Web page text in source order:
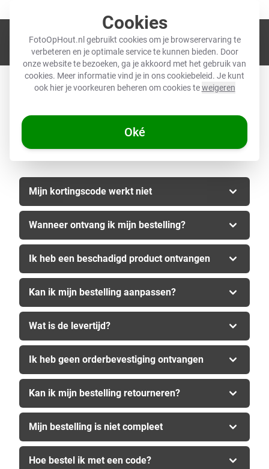
Cookies
FotoOpHout.nl gebruikt cookies om je browserervaring te
verbeteren en je optimale service te kunnen bieden. Door
onze website te bezoeken, ga je akkoord met het gebruik van
cookies. Meer informatie vind je in onscookiebeleid. Je kunt
ook hier je voorkeuren beheren om cookies teweigeren
Oké
Mijn kortingscode werkt niet
Wanneer ontvang ik mijn bestelling?
Ik heb een beschadigd product ontvangen
Kan ik mijn bestelling aanpassen?
Wat is de levertijd?
Ik heb geen orderbevestiging ontvangen
Kan ik mijn bestelling retourneren?
Mijn bestelling is niet compleet
Hoe bestel ik met een code?